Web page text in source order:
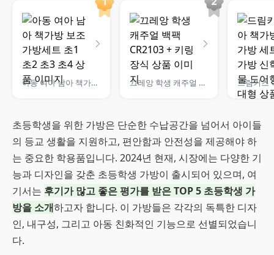
아동 여아 남아 책가방 보조 가방세트 초1 초2 초3 초4 끄레앙 학생 캐주얼 백팩 CR2103 + 키링장식
초등학생을 위한 가방은 단순한 수납공간을 넘어서 아이들
의 등교 생활을 지원하고, 편안함과 안전성을 제공해야 하
는 중요한 학용품입니다. 2024년 현재, 시장에는 다양한 기
능과 디자인을 갖춘 초등학생 가방이 출시되어 있으며, 여
기서는 후기가 많고 좋은 평가를 받은 TOP 5 초등학생 가
방을 소개하고자 합니다. 이 가방들은 각각의 독특한 디자
인, 내구성, 그리고 아동 친화적인 기능으로 선별되었습니
다.